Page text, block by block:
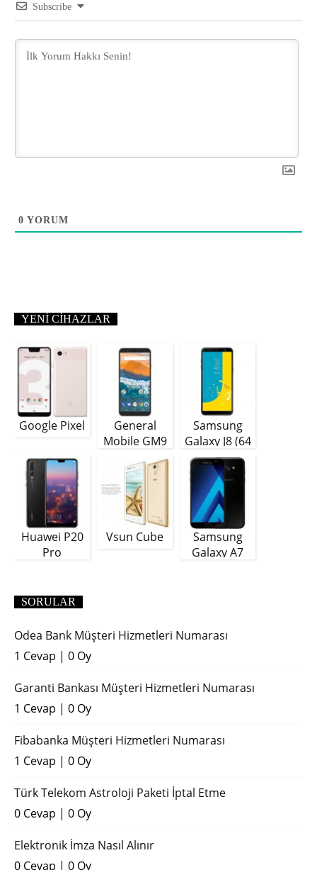
Subscribe
0 YORUM
YENI CIHAZLAR
Google Pixel
General
Mobile GM9
Samsung
Galaxy J8 (64
GB)
Huawei P20
Pro
Vsun Cube
Samsung
Galaxy A7
SORULAR
Odea Bank Müşteri Hizmetleri Numarası
1 Cevap | 0 Oy
Garanti Bankası Müşteri Hizmetleri Numarası
1 Cevap | 0 Oy
Fibabanka Müşteri Hizmetleri Numarası
1 Cevap | 0 Oy
Türk Telekom Astroloji Paketi İptal Etme
0 Cevap | 0 Oy
Elektronik İmza Nasıl Alınır
0 Cevap | 0 Oy